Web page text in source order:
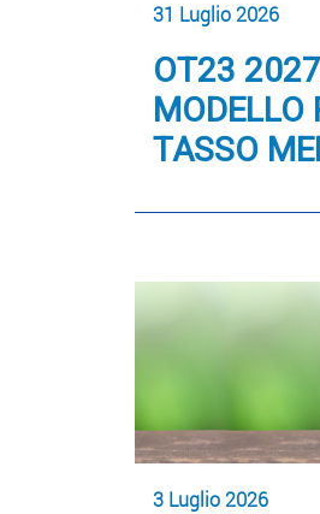
31 Luglio 2026
OT23
MODELLO
TASSO
3 Luglio 2026